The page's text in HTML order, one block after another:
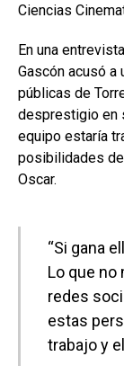
Ciencias
En una
Gascón acusó
públicas de
desprestigio en
equipo estaría
posibilidades
Oscar.
“Si gana
Lo que no
redes
estas
trabajo y